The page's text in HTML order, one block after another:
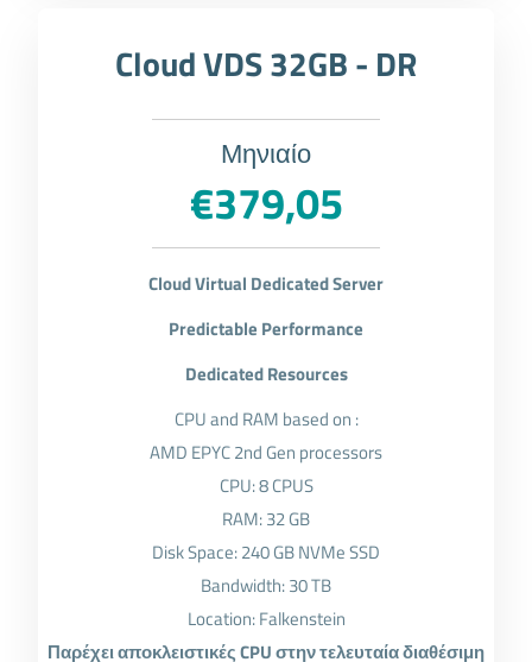
Cloud VDS 32GB - DR
Μηνιαίο
€379,05
Cloud Virtual Dedicated Server
Predictable Performance
Dedicated Resources
CPU and RAM based on :
AMD EPYC 2nd Gen processors
CPU: 8 CPUS
RAM: 32 GB
Disk Space: 240 GB NVMe SSD
Bandwidth: 30 TB
Location: Falkenstein
Παρέχει αποκλειστικές CPU στην τελευταία διαθέσιμη